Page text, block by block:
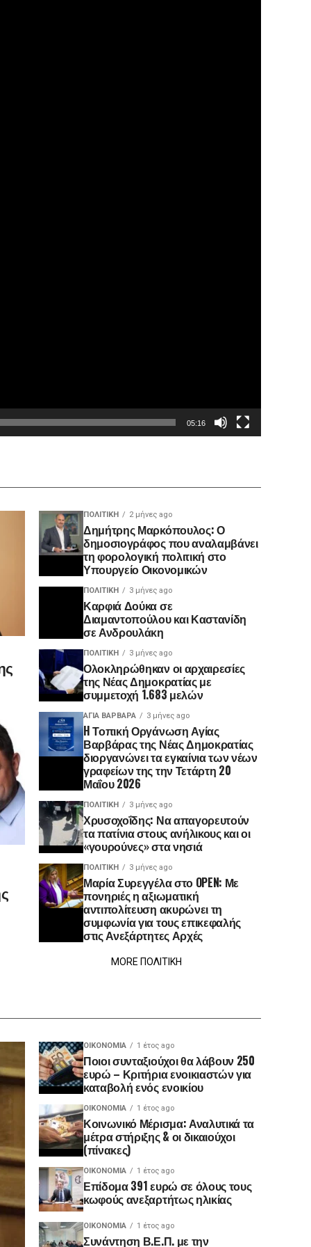
05:16
ΠΟΛΙΤΙΚΉ 2 μήνες ago
Δημήτρης Μαρκόπουλος: Ο
δημοσιογράφος που αναλαμβάνει
τη φορολογική πολιτική στο
Υπουργείο Οικονομικών
ΠΟΛΙΤΙΚΉ 3 μήνες ago
Καρφιά Δούκα σε
Διαμαντοπούλου και Καστανίδη
σε Ανδρουλάκη
ΠΟΛΙΤΙΚΉ 3 μήνες ago
Ολοκληρώθηκαν οι αρχαιρεσίες
της Νέας Δημοκρατίας με
συμμετοχή 1.683 μελών
ΑΓΙΑ ΒΑΡΒΑΡΑ 3 μήνες ago
H Τοπική Οργάνωση Αγίας
Βαρβάρας της Νέας Δημοκρατίας
διοργανώνει τα εγκαίνια των νέων
γραφείων της την Τετάρτη 20
Μαΐου 2026
ΠΟΛΙΤΙΚΉ 3 μήνες ago
Χρυσοχοΐδης: Να απαγορευτούν
τα πατίνια στους ανήλικους και οι
«γουρούνες» στα νησιά
ΠΟΛΙΤΙΚΉ 3 μήνες ago
Μαρία Συρεγγέλα στο OPEN: Με
πονηριές η αξιωματική
αντιπολίτευση ακυρώνει τη
συμφωνία για τους επικεφαλής
στις Ανεξάρτητες Αρχές
MORE ΠΟΛΙΤΙΚΗ
ΟΙΚΟΝΟΜΊΑ 1 έτος ago
Ποιοι συνταξιούχοι θα λάβουν 250
ευρώ – Κριτήρια ενοικιαστών για
καταβολή ενός ενοικίου
ΟΙΚΟΝΟΜΊΑ 1 έτος ago
Κοινωνικό Μέρισμα: Αναλυτικά τα
μέτρα στήριξης & οι δικαιούχοι
(πίνακες)
ΟΙΚΟΝΟΜΊΑ 1 έτος ago
Επίδομα 391 ευρώ σε όλους τους
κωφούς ανεξαρτήτως ηλικίας
ΟΙΚΟΝΟΜΊΑ 1 έτος ago
Συνάντηση Β.Ε.Π. με την